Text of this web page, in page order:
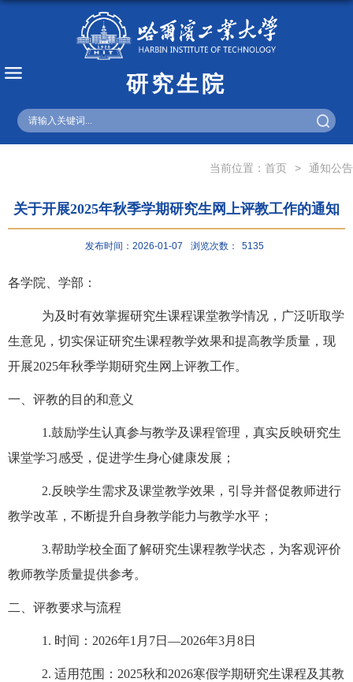
研究生院
当前位置： 首页 > 通知公告
关于开展2025年秋季学期研究生网上评教工作的通知
发布时间：2026-01-07 浏览次数： 5135
各学院、学部：
为及时有效掌握研究生课程课堂教学情况，广泛听取学
生意见，切实保证研究生课程教学效果和提高教学质量，现
开展2025年秋季学期研究生网上评教工作。
一、评教的目的和意义
1.鼓励学生认真参与教学及课程管理，真实反映研究生
课堂学习感受，促进学生身心健康发展；
2.反映学生需求及课堂教学效果，引导并督促教师进行
教学改革，不断提升自身教学能力与教学水平；
3.帮助学校全面了解研究生课程教学状态，为客观评价
教师教学质量提供参考。
二、评教要求与流程
1. 时间： 2026年1 月 7日 —2026年3月 8日
2. 适用范围： 2025秋和2026寒假学期研究生课程及其教